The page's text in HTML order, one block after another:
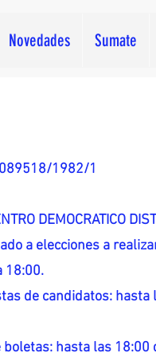
Novedades Sumate
1982/1
DEMOCRATICO
a elecciones a
18:00.
de candidatos:
boletas: hasta las